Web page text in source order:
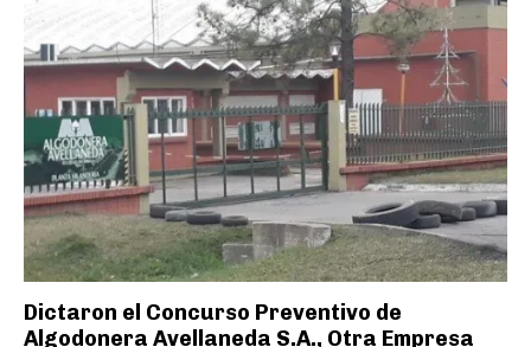
Dictaron el Concurso Preventivo de
Algodonera Avellaneda S.A., Otra Empresa